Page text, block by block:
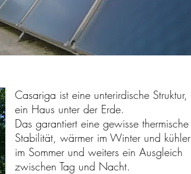
Casariga ist eine unterirdische Struktur,
ein Haus unter der Erde.
Das garantiert eine gewisse thermische
Stabilität, wärmer im Winter und kühler
im Sommer und weiters ein Ausgleich
zwischen Tag und Nacht.